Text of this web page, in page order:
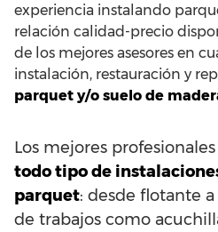
experiencia instalando
relación calidad-precio
de los mejores asesores en
instalación, restauración y
parquet y/o suelo de
Los mejores
todo tipo de
parquet: desde flotante
de trabajos como